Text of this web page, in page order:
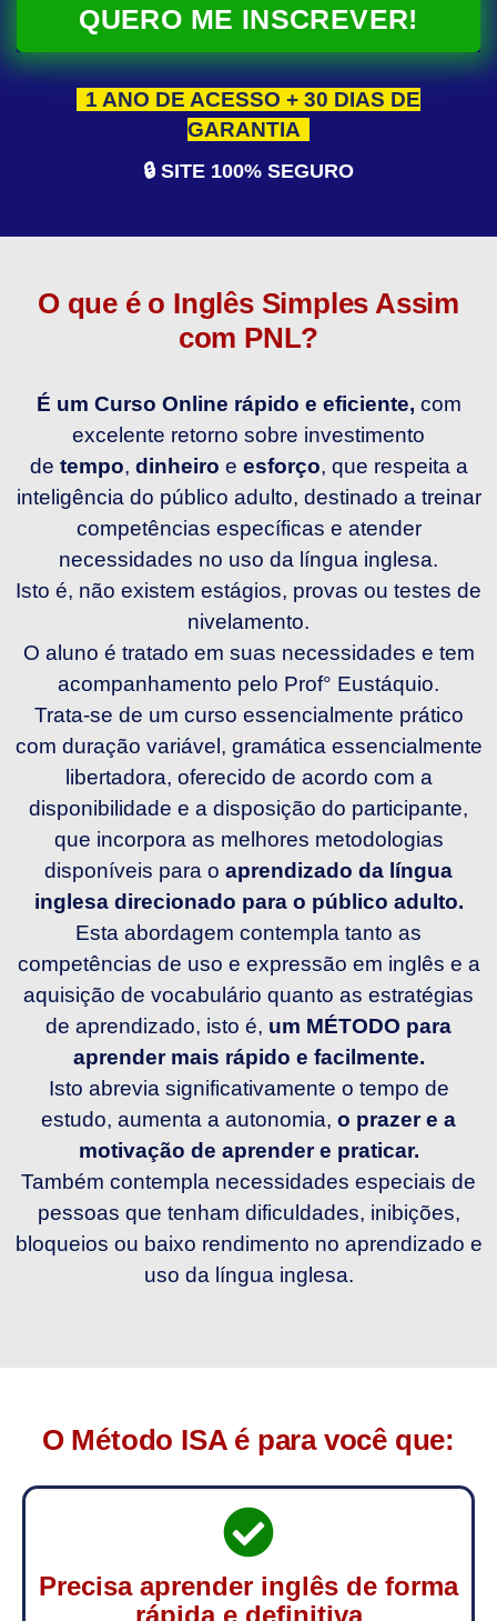
QUERO ME INSCREVER!
1 ANO DE ACESSO + 30 DIAS DE
GARANTIA
🔒 SITE 100% SEGURO
O que é o Inglês Simples Assim
com PNL?
É um Curso Online rápido e eficiente, com
excelente retorno sobre investimento
de tempo, dinheiro e esforço, que respeita a
inteligência do público adulto, destinado a treinar
competências específicas e atender
necessidades no uso da língua inglesa.
Isto é, não existem estágios, provas ou testes de
nivelamento.
O aluno é tratado em suas necessidades e tem
acompanhamento pelo Prof° Eustáquio.
Trata-se de um curso essencialmente prático
com duração variável, gramática essencialmente
libertadora, oferecido de acordo com a
disponibilidade e a disposição do participante,
que incorpora as melhores metodologias
disponíveis para o aprendizado da língua
inglesa direcionado para o público adulto.
Esta abordagem contempla tanto as
competências de uso e expressão em inglês e a
aquisição de vocabulário quanto as estratégias
de aprendizado, isto é, um MÉTODO para
aprender mais rápido e facilmente.
Isto abrevia significativamente o tempo de
estudo, aumenta a autonomia, o prazer e a
motivação de aprender e praticar.
Também contempla necessidades especiais de
pessoas que tenham dificuldades, inibições,
bloqueios ou baixo rendimento no aprendizado e
uso da língua inglesa.
O Método ISA é para você que:
Precisa aprender inglês de forma
rápida e definitiva